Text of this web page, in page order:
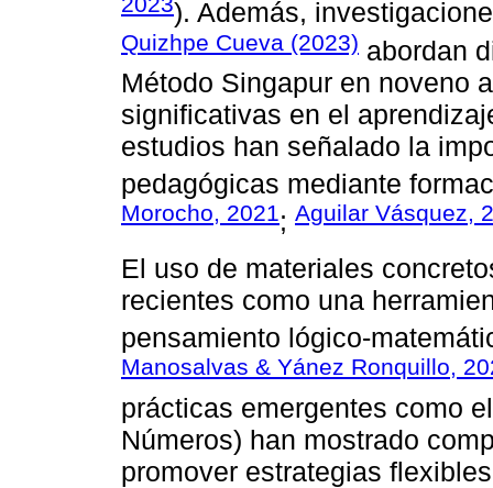
). Además,
Quizhpe Cueva (2023) abordan
Método Singapur en noveno
significativas en el
estudios han señalado la
pedagógicas mediante
Morocho, 2021; Aguilar Vásquez,
El uso de materiales
recientes como una
pensamiento lógico-
Manosalvas & Yánez Ronquillo,
prácticas emergentes como
Números) han mostrado
promover estrategias